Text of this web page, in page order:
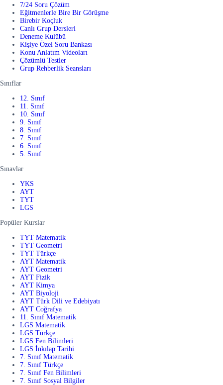
7/24 Soru Çözüm
Eğitmenlerle Bire Bir Görüşme
Birebir Koçluk
Canlı Grup Dersleri
Deneme Kulübü
Kişiye Özel Soru Bankası
Konu Anlatım Videoları
Çözümlü Testler
Grup Rehberlik Seansları
Sınıflar
12. Sınıf
11. Sınıf
10. Sınıf
9. Sınıf
8. Sınıf
7. Sınıf
6. Sınıf
5. Sınıf
Sınavlar
YKS
AYT
TYT
LGS
Popüler Kurslar
TYT Matematik
TYT Geometri
TYT Türkçe
AYT Matematik
AYT Geometri
AYT Fizik
AYT Kimya
AYT Biyoloji
AYT Türk Dili ve Edebiyatı
AYT Coğrafya
11. Sınıf Matematik
LGS Matematik
LGS Türkçe
LGS Fen Bilimleri
LGS İnkılap Tarihi
7. Sınıf Matematik
7. Sınıf Türkçe
7. Sınıf Fen Bilimleri
7. Sınıf Sosyal Bilgiler